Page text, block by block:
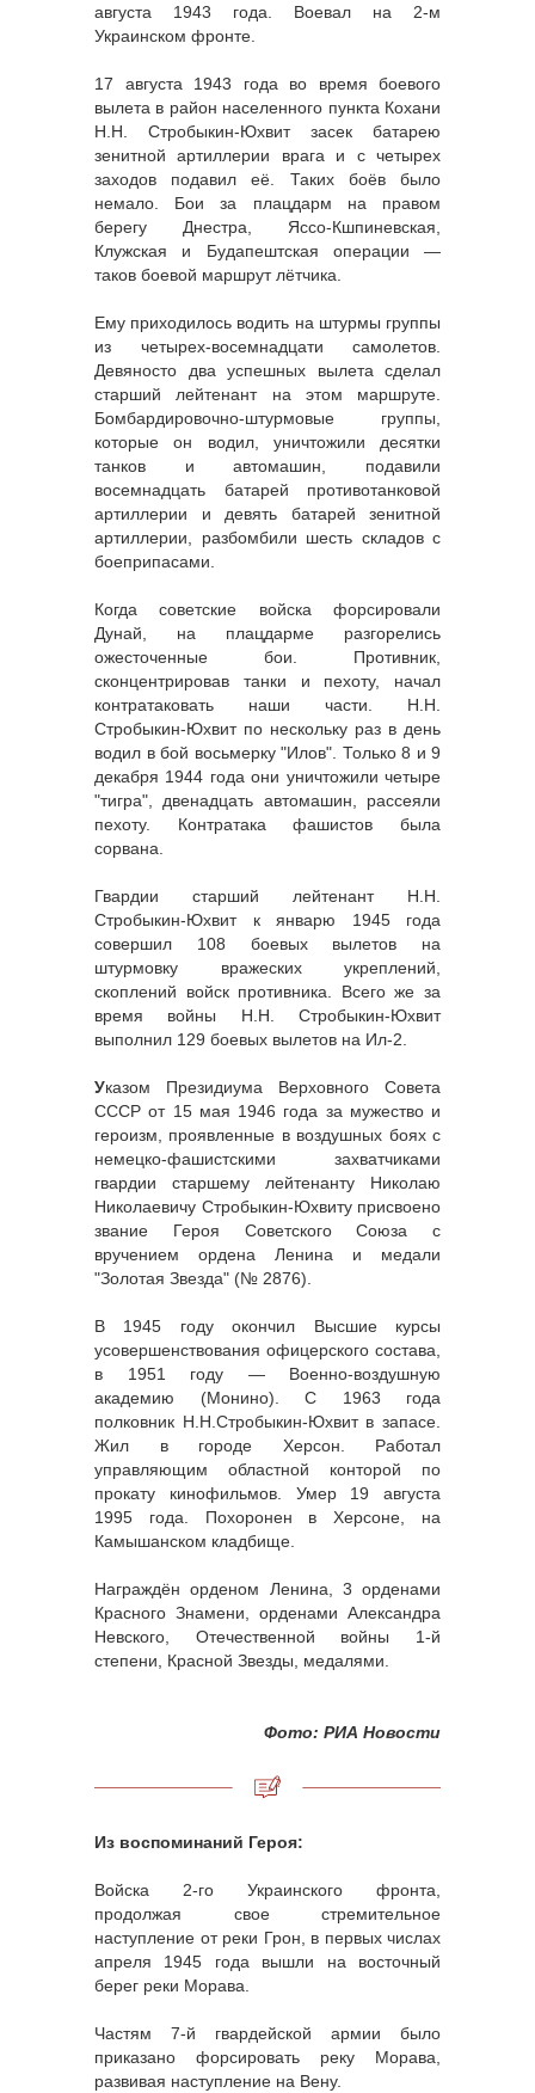
августа 1943 года. Воевал на 2-м
Украинском фронте.
17 августа 1943 года во время боевого
вылета в район населенного пункта Кохани
Н.Н. Стробыкин-Юхвит засек батарею
зенитной артиллерии врага и с четырех
заходов подавил её. Таких боёв было
немало. Бои за плацдарм на правом
берегу Днестра, Яссо-Кшпиневская,
Клужская и Будапештская операции —
таков боевой маршрут лётчика.
Ему приходилось водить на штурмы группы
из четырех-восемнадцати самолетов.
Девяносто два успешных вылета сделал
старший лейтенант на этом маршруте.
Бомбардировочно-штурмовые группы,
которые он водил, уничтожили десятки
танков и автомашин, подавили
восемнадцать батарей противотанковой
артиллерии и девять батарей зенитной
артиллерии, разбомбили шесть складов с
боеприпасами.
Когда советские войска форсировали
Дунай, на плацдарме разгорелись
ожесточенные бои. Противник,
сконцентрировав танки и пехоту, начал
контратаковать наши части. Н.Н.
Стробыкин-Юхвит по нескольку раз в день
водил в бой восьмерку "Илов". Только 8 и 9
декабря 1944 года они уничтожили четыре
"тигра", двенадцать автомашин, рассеяли
пехоту. Контратака фашистов была
сорвана.
Гвардии старший лейтенант Н.Н.
Стробыкин-Юхвит к январю 1945 года
совершил 108 боевых вылетов на
штурмовку вражеских укреплений,
скоплений войск противника. Всего же за
время войны Н.Н. Стробыкин-Юхвит
выполнил 129 боевых вылетов на Ил-2.
Указом Президиума Верховного Совета
СССР от 15 мая 1946 года за мужество и
героизм, проявленные в воздушных боях с
немецко-фашистскими захватчиками
гвардии старшему лейтенанту Николаю
Николаевичу Стробыкин-Юхвиту присвоено
звание Героя Советского Союза с
вручением ордена Ленина и медали
"Золотая Звезда" (№ 2876).
В 1945 году окончил Высшие курсы
усовершенствования офицерского состава,
в 1951 году — Военно-воздушную
академию (Монино). С 1963 года
полковник Н.Н.Стробыкин-Юхвит в запасе.
Жил в городе Херсон. Работал
управляющим областной конторой по
прокату кинофильмов. Умер 19 августа
1995 года. Похоронен в Херсоне, на
Камышанском кладбище.
Награждён орденом Ленина, 3 орденами
Красного Знамени, орденами Александра
Невского, Отечественной войны 1-й
степени, Красной Звезды, медалями.
Фото: РИА Новости
Из воспоминаний Героя:
Войска 2-го Украинского фронта,
продолжая свое стремительное
наступление от реки Грон, в первых числах
апреля 1945 года вышли на восточный
берег реки Морава.
Частям 7-й гвардейской армии было
приказано форсировать реку Морава,
развивая наступление на Вену.